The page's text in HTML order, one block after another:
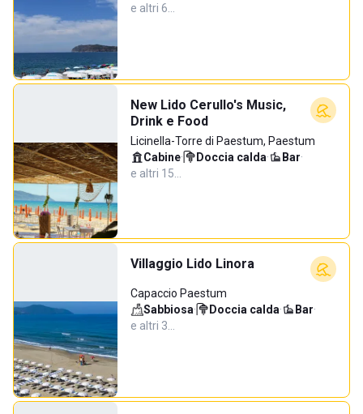
e altri 6…
New Lido Cerullo's Music,
Drink e Food
Licinella-Torre di Paestum, Paestum
Cabine· Doccia calda· Bar·
e altri 15…
Villaggio Lido Linora
Capaccio Paestum
Sabbiosa· Doccia calda· Bar·
e altri 3…